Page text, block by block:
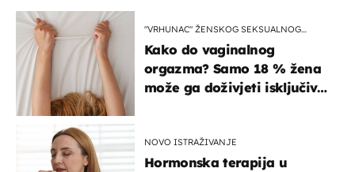
"VRHUNAC" ŽENSKOG SEKSUALNOG
Kako do vaginalnog
orgazma? Samo 18 % žena
može ga doživjeti isključivo
NOVO ISTRAŽIVANJE
Hormonska terapija u